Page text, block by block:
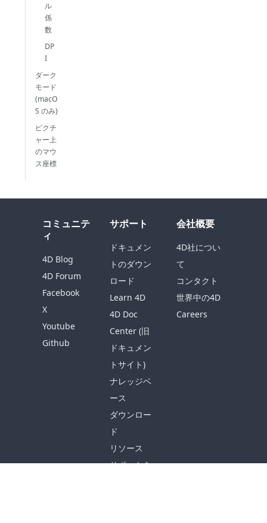
ル
係
数
DP
I
ダーク
モード
(macO
S のみ)
ピクチ
ャー上
のマウ
ス座標
コミュニテ
ィ
4D Blog
4D Forum
Facebook
X
Youtube
Github
サポート
ドキュメン
トのダウン
ロード
Learn 4D
4D Doc
Center (旧
ドキュメン
トサイト)
ナレッジベ
ース
ダウンロー
ド
リソース
サポートを
会社概要
4D社につい
て
コンタクト
世界中の4D
Careers